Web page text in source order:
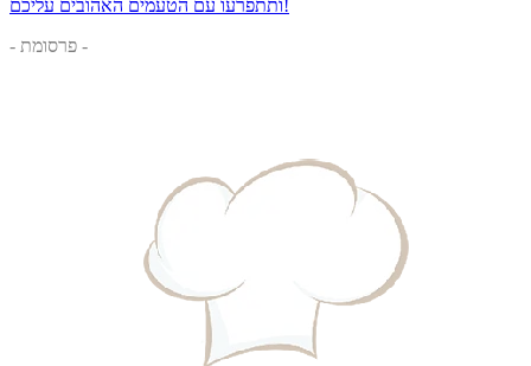
ותתפרעו עם הטעמים האהובים עליכם!
- פרסומת -